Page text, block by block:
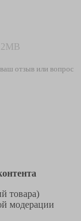
отзыв или вопрос
товара)
модерации